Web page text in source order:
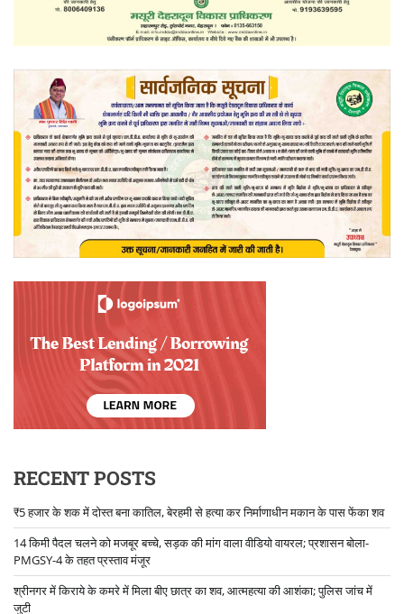
RECENT POSTS
₹5 हजार के शक में दोस्त बना कातिल, बेरहमी से हत्या कर निर्माणाधीन मकान के पास फेंका शव
14 किमी पैदल चलने को मजबूर बच्चे, सड़क की मांग वाला वीडियो वायरल; प्रशासन बोला-
PMGSY-4 के तहत प्रस्ताव मंजूर
श्रीनगर में किराये के कमरे में मिला बीए छात्र का शव, आत्महत्या की आशंका; पुलिस जांच में
जुटी